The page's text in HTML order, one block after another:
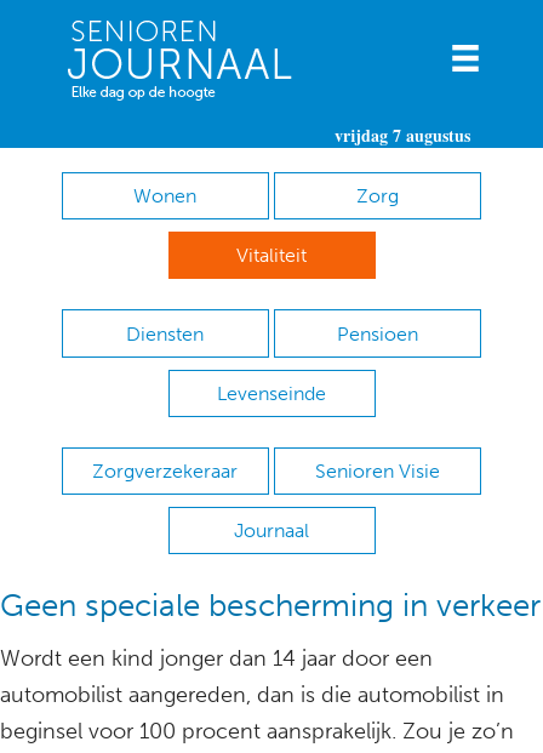
vrijdag 7 augustus
Wonen Zorg
Vitaliteit
Diensten Pensioen
Levenseinde
Zorgverzekeraar Senioren Visie
Journaal
Geen speciale bescherming in verkeer
Wordt een kind jonger dan 14 jaar door een
automobilist aangereden, dan is die automobilist in
beginsel voor 100 procent aansprakelijk. Zou je zo’n